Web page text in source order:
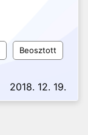
Beosztott
2018. 12. 19.